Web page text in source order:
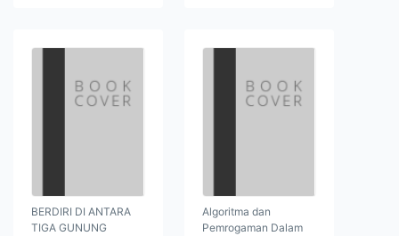
BERDIRI DI ANTARA
TIGA GUNUNG
Algoritma dan
Pemrogaman Dalam